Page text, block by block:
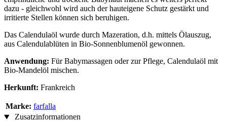
dazu - gleichwohl wird auch der hauteigene Schutz gestärkt und
irritierte Stellen können sich beruhigen.
Das Calendulaöl wurde durch Mazeration, d.h. mittels Ölauszug,
aus Calendulablüten in Bio-Sonnenblumenöl gewonnen.
Anwendung: Für Babymassagen oder zur Pflege, Calendulaöl mit
Bio-Mandelöl mischen.
Herkunft: Frankreich
Marke: farfalla
Zusatzinformationen